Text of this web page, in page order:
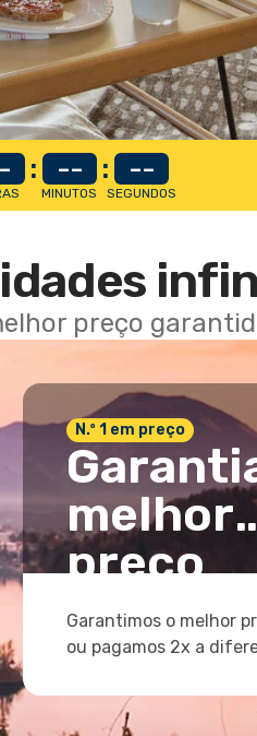
: --
MINUTOS
: --
SEGUNDOS
preço
N.º 1 em preço
melhor
preço
Garantimos o melhor
ou pagamos 2x a